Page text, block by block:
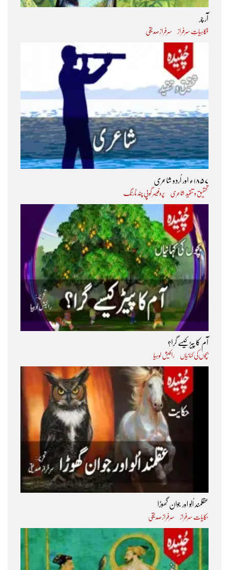
آر چر
فکاہیاتِ سرفراز سرفراز صدیقی
۱۸۵۷ء اور اُردو شاعری
تحقیق و تنقید شاعری پروفیسر گوپی چند نارنگ
آم کا پیڑ کیسے گرا؟
بچوں کی کہانیاں راکیش لوہیا
عقلمند اُلّو اور جوان گھوڑا
حکایات سرفراز سرفراز صدیقی